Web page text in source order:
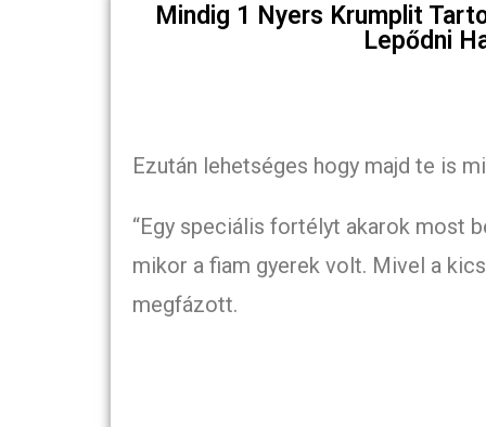
Mindig 1 Nyers Krumplit
Lepődni
Ezután lehetséges hogy majd te is
“Egy speciális fortélyt akarok most
mikor a fiam gyerek volt. Mivel a
megfázott.